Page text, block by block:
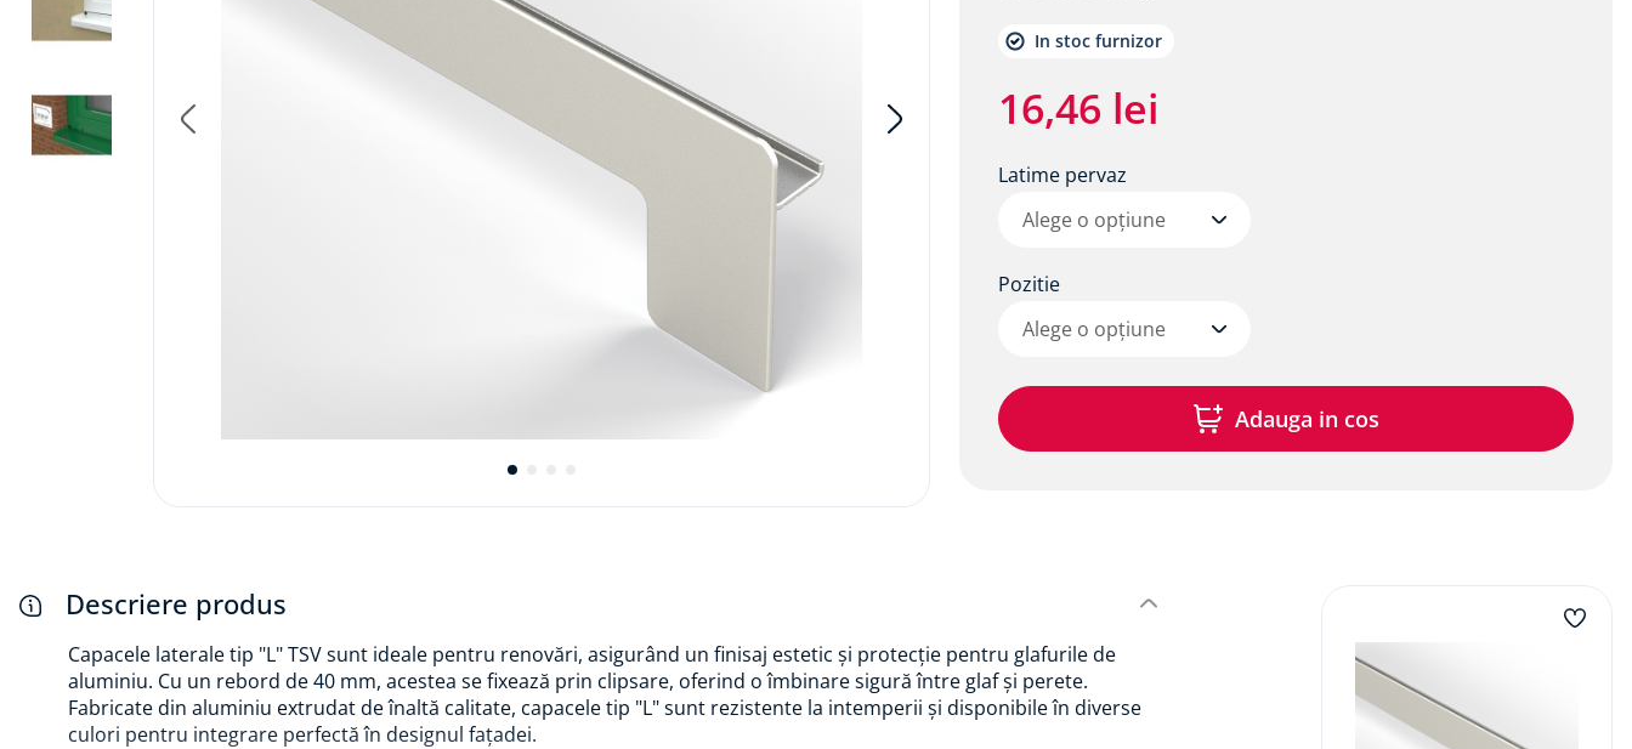
In stoc furnizor
16,46 lei
Latime pervaz
Alege o opțiune
Pozitie
Alege o opțiune
Adauga in cos
Descriere produs
Capacele laterale tip "L" TSV sunt ideale pentru renovări, asigurând un finisaj estetic și protecție pentru glafurile de
aluminiu. Cu un rebord de 40 mm, acestea se fixează prin clipsare, oferind o îmbinare sigură între glaf și perete.
Fabricate din aluminiu extrudat de înaltă calitate, capacele tip "L" sunt rezistente la intemperii și disponibile în diverse
culori pentru integrare perfectă în designul fațadei.